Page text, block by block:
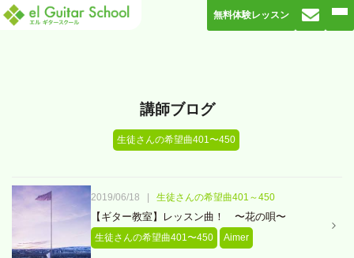
無料体験レッスン
講師ブログ
生徒さんの希望曲401〜450
2019/06/18 生徒さんの希望曲401～450
【ギター教室】レッスン曲！ 〜花の唄〜
生徒さんの希望曲401〜450 Aimer